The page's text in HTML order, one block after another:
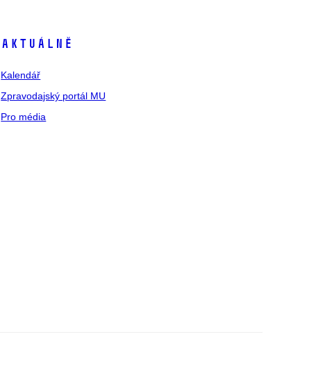
Aktuálně
Kalendář
Zpravodajský portál MU
Pro média